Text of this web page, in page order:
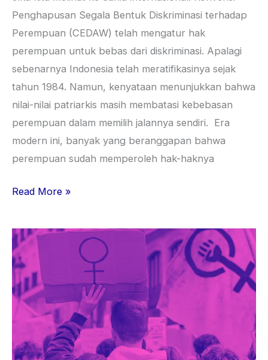
Penghapusan Segala Bentuk Diskriminasi terhadap
Perempuan (CEDAW) telah mengatur hak
perempuan untuk bebas dari diskriminasi. Apalagi
sebenarnya Indonesia telah meratifikasinya sejak
tahun 1984. Namun, kenyataan menunjukkan bahwa
nilai-nilai patriarkis masih membatasi kebebasan
perempuan dalam memilih jalannya sendiri. Era
modern ini, banyak yang beranggapan bahwa
perempuan sudah memperoleh hak-haknya
Read More »
Perjuangan
Perempuan
adalah
Perjuangan
Keadilan
Baru